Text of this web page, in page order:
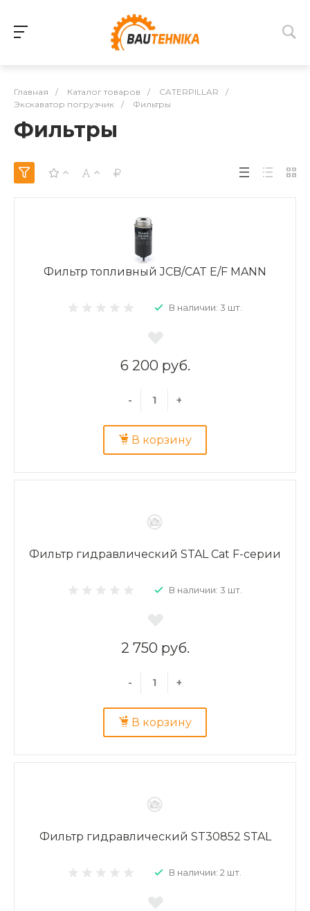
Главная / Каталог товаров / CATERPILLAR
/
Экскаватор погрузчик
/ Фильтры
Фильтры
Фильтр топливный JCB/CAT E/F MANN
В наличии: 3 шт.
6 200 руб.
- +
В корзину
Фильтр гидравлический STAL Cat F-серии
В наличии: 3 шт.
2 750 руб.
- +
В корзину
Фильтр гидравлический ST30852 STAL
В наличии: 2 шт.